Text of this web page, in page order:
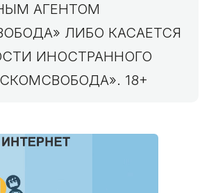
АГЕНТОМ
ЛИБО КАСАЕТСЯ
ИНОСТРАННОГО
18+